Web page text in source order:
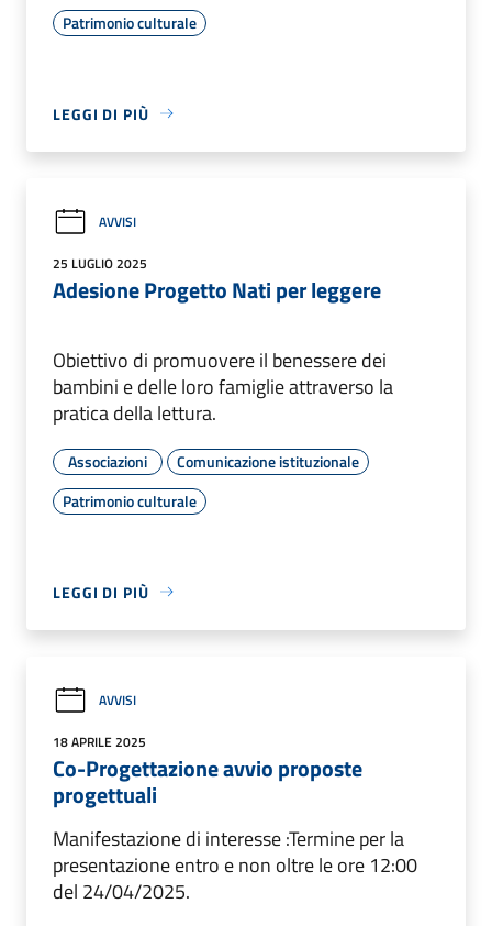
Patrimonio culturale
LEGGI DI PIÙ
AVVISI
25 LUGLIO 2025
Adesione Progetto Nati per leggere
Obiettivo di promuovere il benessere dei
bambini e delle loro famiglie attraverso la
pratica della lettura.
Associazioni
Comunicazione istituzionale
Patrimonio culturale
LEGGI DI PIÙ
AVVISI
18 APRILE 2025
Co-Progettazione avvio proposte
progettuali
Manifestazione di interesse :Termine per la
presentazione entro e non oltre le ore 12:00
del 24/04/2025.